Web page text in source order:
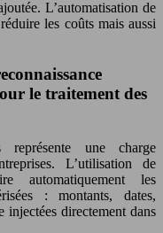
L’automatisation de
les coûts mais aussi
le traitement des
une charge
L’utilisation de
automatiquement les
: montants, dates,
injectées directement dans